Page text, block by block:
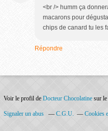
<br /> humm ça
macarons pour
chips de canard tu les
Répondre
Voir le profil de Docteur Chocolatine sur
Signaler un abus C.G.U. Cookies